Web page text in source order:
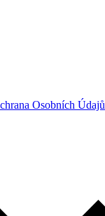
Osobních Údajů